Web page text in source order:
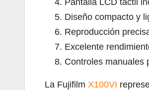
Pantalla LCD táctil
Diseño compacto y
Reproducción
Excelente
Controles manuales
La Fujifilm X100VI